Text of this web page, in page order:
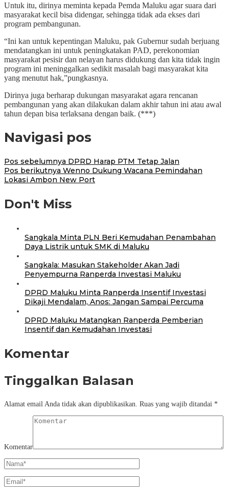
Untuk itu, dirinya meminta kepada Pemda Maluku agar suara dari
masyarakat kecil bisa didengar, sehingga tidak ada ekses dari
program pembangunan.
“Ini kan untuk kepentingan Maluku, pak Gubernur sudah berjuang
mendatangkan ini untuk peningkatakan PAD, perekonomian
masyarakat pesisir dan nelayan harus didukung dan kita tidak ingin
program ini meninggalkan sedikit masalah bagi masyarakat kita
yang menutut hak,”pungkasnya.
Dirinya juga berharap dukungan masyarakat agara rencanan
pembangunan yang akan dilakukan dalam akhir tahun ini atau awal
tahun depan bisa terlaksana dengan baik. (***)
Navigasi pos
Pos sebelumnya DPRD Harap PTM Tetap Jalan
Pos berikutnya Wenno Dukung Wacana Pemindahan
Lokasi Ambon New Port
Don't Miss
Sangkala Minta PLN Beri Kemudahan Penambahan
Daya Listrik untuk SMK di Maluku
Sangkala: Masukan Stakeholder Akan Jadi
Penyempurna Ranperda Investasi Maluku
DPRD Maluku Minta Ranperda Insentif Investasi
Dikaji Mendalam, Anos: Jangan Sampai Percuma
DPRD Maluku Matangkan Ranperda Pemberian
Insentif dan Kemudahan Investasi
Komentar
Tinggalkan Balasan
Alamat email Anda tidak akan dipublikasikan. Ruas yang wajib ditandai *
Komentar